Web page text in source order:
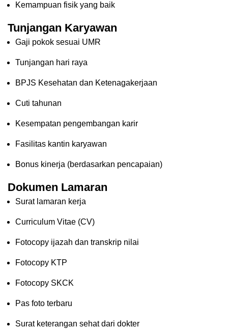
Kemampuan fisik yang baik
Tunjangan Karyawan
Gaji pokok sesuai UMR
Tunjangan hari raya
BPJS Kesehatan dan Ketenagakerjaan
Cuti tahunan
Kesempatan pengembangan karir
Fasilitas kantin karyawan
Bonus kinerja (berdasarkan pencapaian)
Dokumen Lamaran
Surat lamaran kerja
Curriculum Vitae (CV)
Fotocopy ijazah dan transkrip nilai
Fotocopy KTP
Fotocopy SKCK
Pas foto terbaru
Surat keterangan sehat dari dokter